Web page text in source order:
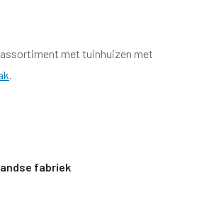
assortiment met tuinhuizen met
.
fabriek